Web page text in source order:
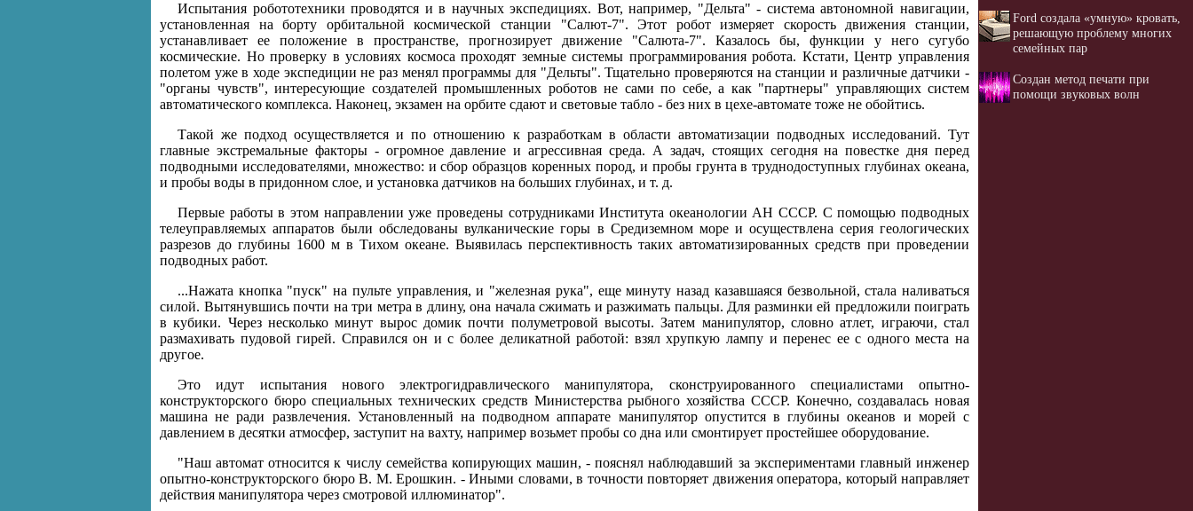
Испытания робототехники проводятся и в научных экспедициях. Вот, например, "Дельта" - система автономной навигации,
установленная на борту орбитальной космической станции "Салют-7". Этот робот измеряет скорость движения станции,
устанавливает ее положение в пространстве, прогнозирует движение "Салюта-7". Казалось бы, функции у него сугубо
космические. Но проверку в условиях космоса проходят земные системы программирования робота. Кстати, Центр управления
полетом уже в ходе экспедиции не раз менял программы для "Дельты". Тщательно проверяются на станции и различные датчики -
"органы чувств", интересующие создателей промышленных роботов не сами по себе, а как "партнеры" управляющих систем
автоматического комплекса. Наконец, экзамен на орбите сдают и световые табло - без них в цехе-автомате тоже не обойтись.
Такой же подход осуществляется и по отношению к разработкам в области автоматизации подводных исследований. Тут
главные экстремальные факторы - огромное давление и агрессивная среда. А задач, стоящих сегодня на повестке дня перед
подводными исследователями, множество: и сбор образцов коренных пород, и пробы грунта в труднодоступных глубинах океана,
и пробы воды в придонном слое, и установка датчиков на больших глубинах, и т. д.
Первые работы в этом направлении уже проведены сотрудниками Института океанологии АН СССР. С помощью подводных
телеуправляемых аппаратов были обследованы вулканические горы в Средиземном море и осуществлена серия геологических
разрезов до глубины 1600 м в Тихом океане. Выявилась перспективность таких автоматизированных средств при проведении
подводных работ.
...Нажата кнопка "пуск" на пульте управления, и "железная рука", еще минуту назад казавшаяся безвольной, стала наливаться
силой. Вытянувшись почти на три метра в длину, она начала сжимать и разжимать пальцы. Для разминки ей предложили поиграть
в кубики. Через несколько минут вырос домик почти полуметровой высоты. Затем манипулятор, словно атлет, играючи, стал
размахивать пудовой гирей. Справился он и с более деликатной работой: взял хрупкую лампу и перенес ее с одного места на
другое.
Это идут испытания нового электрогидравлического манипулятора, сконструированного специалистами опытно-
конструкторского бюро специальных технических средств Министерства рыбного хозяйства СССР. Конечно, создавалась новая
машина не ради развлечения. Установленный на подводном аппарате манипулятор опустится в глубины океанов и морей с
давлением в десятки атмосфер, заступит на вахту, например возьмет пробы со дна или смонтирует простейшее оборудование.
"Наш автомат относится к числу семейства копирующих машин, - пояснял наблюдавший за экспериментами главный инженер
опытно-конструкторского бюро В. М. Ерошкин. - Иными словами, в точности повторяет движения оператора, который направляет
действия манипулятора через смотровой иллюминатор".
Ford создала «умную» кровать,
решающую проблему многих
семейных пар
Создан метод печати при
помощи звуковых волн